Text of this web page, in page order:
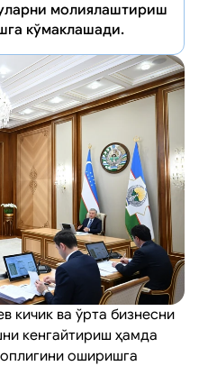
молиялаштириш
кўмаклашади.
кичик ва ўрта бизнесни
кенгайтириш ҳамда
оширишга